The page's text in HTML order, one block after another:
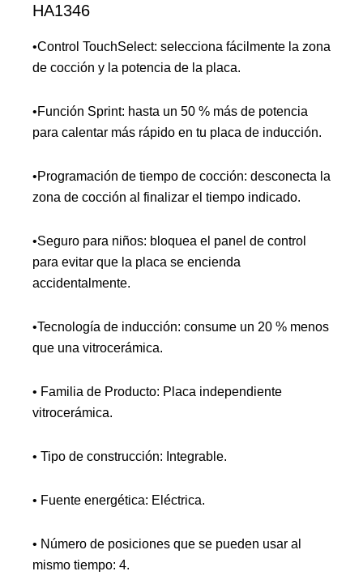
HA1346
•Control TouchSelect: selecciona fácilmente la zona
de cocción y la potencia de la placa.
•Función Sprint: hasta un 50 % más de potencia
para calentar más rápido en tu placa de inducción.
•Programación de tiempo de cocción: desconecta la
zona de cocción al finalizar el tiempo indicado.
•Seguro para niños: bloquea el panel de control
para evitar que la placa se encienda
accidentalmente.
•Tecnología de inducción: consume un 20 % menos
que una vitrocerámica.
• Familia de Producto: Placa independiente
vitrocerámica.
• Tipo de construcción: Integrable.
• Fuente energética: Eléctrica.
• Número de posiciones que se pueden usar al
mismo tiempo: 4.